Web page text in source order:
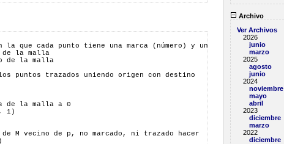
la que cada punto tiene una marca (número) y un trazo
de la malla
de la malla
puntos trazados uniendo origen con destino
de la malla a 0
1)
M vecino de p, no marcado, ni trazado hacer
Archivo
Ver Archivos
2026
junio
marzo
2025
agosto
junio
2024
noviembre
mayo
abril
2023
diciembre
marzo
2022
diciembre